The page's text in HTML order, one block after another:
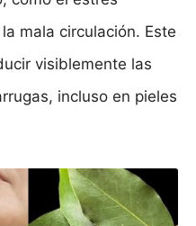
mala circulación. Este
visiblemente las
incluso en pieles